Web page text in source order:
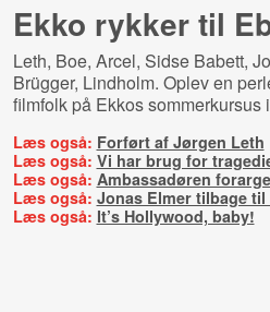
Ekko rykker til
Leth, Boe, Arcel, Sidse Babett,
Brügger, Lindholm. Oplev en
filmfolk på Ekkos sommerkursus
Læs også: Forført af Jørgen Leth
Læs også: Vi har brug for
Læs også: Ambassadøren
Læs også: Jonas Elmer tilbage
Læs også: It’s Hollywood, baby!